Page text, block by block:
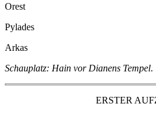
Orest
Pylades
Arkas
Schauplatz: Hain vor Dianens Tempel.
ERSTER